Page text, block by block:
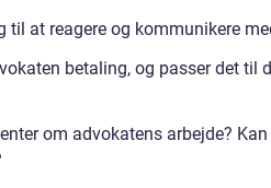
til at reagere og kommunikere
betaling, og passer det til
om advokatens arbejde?